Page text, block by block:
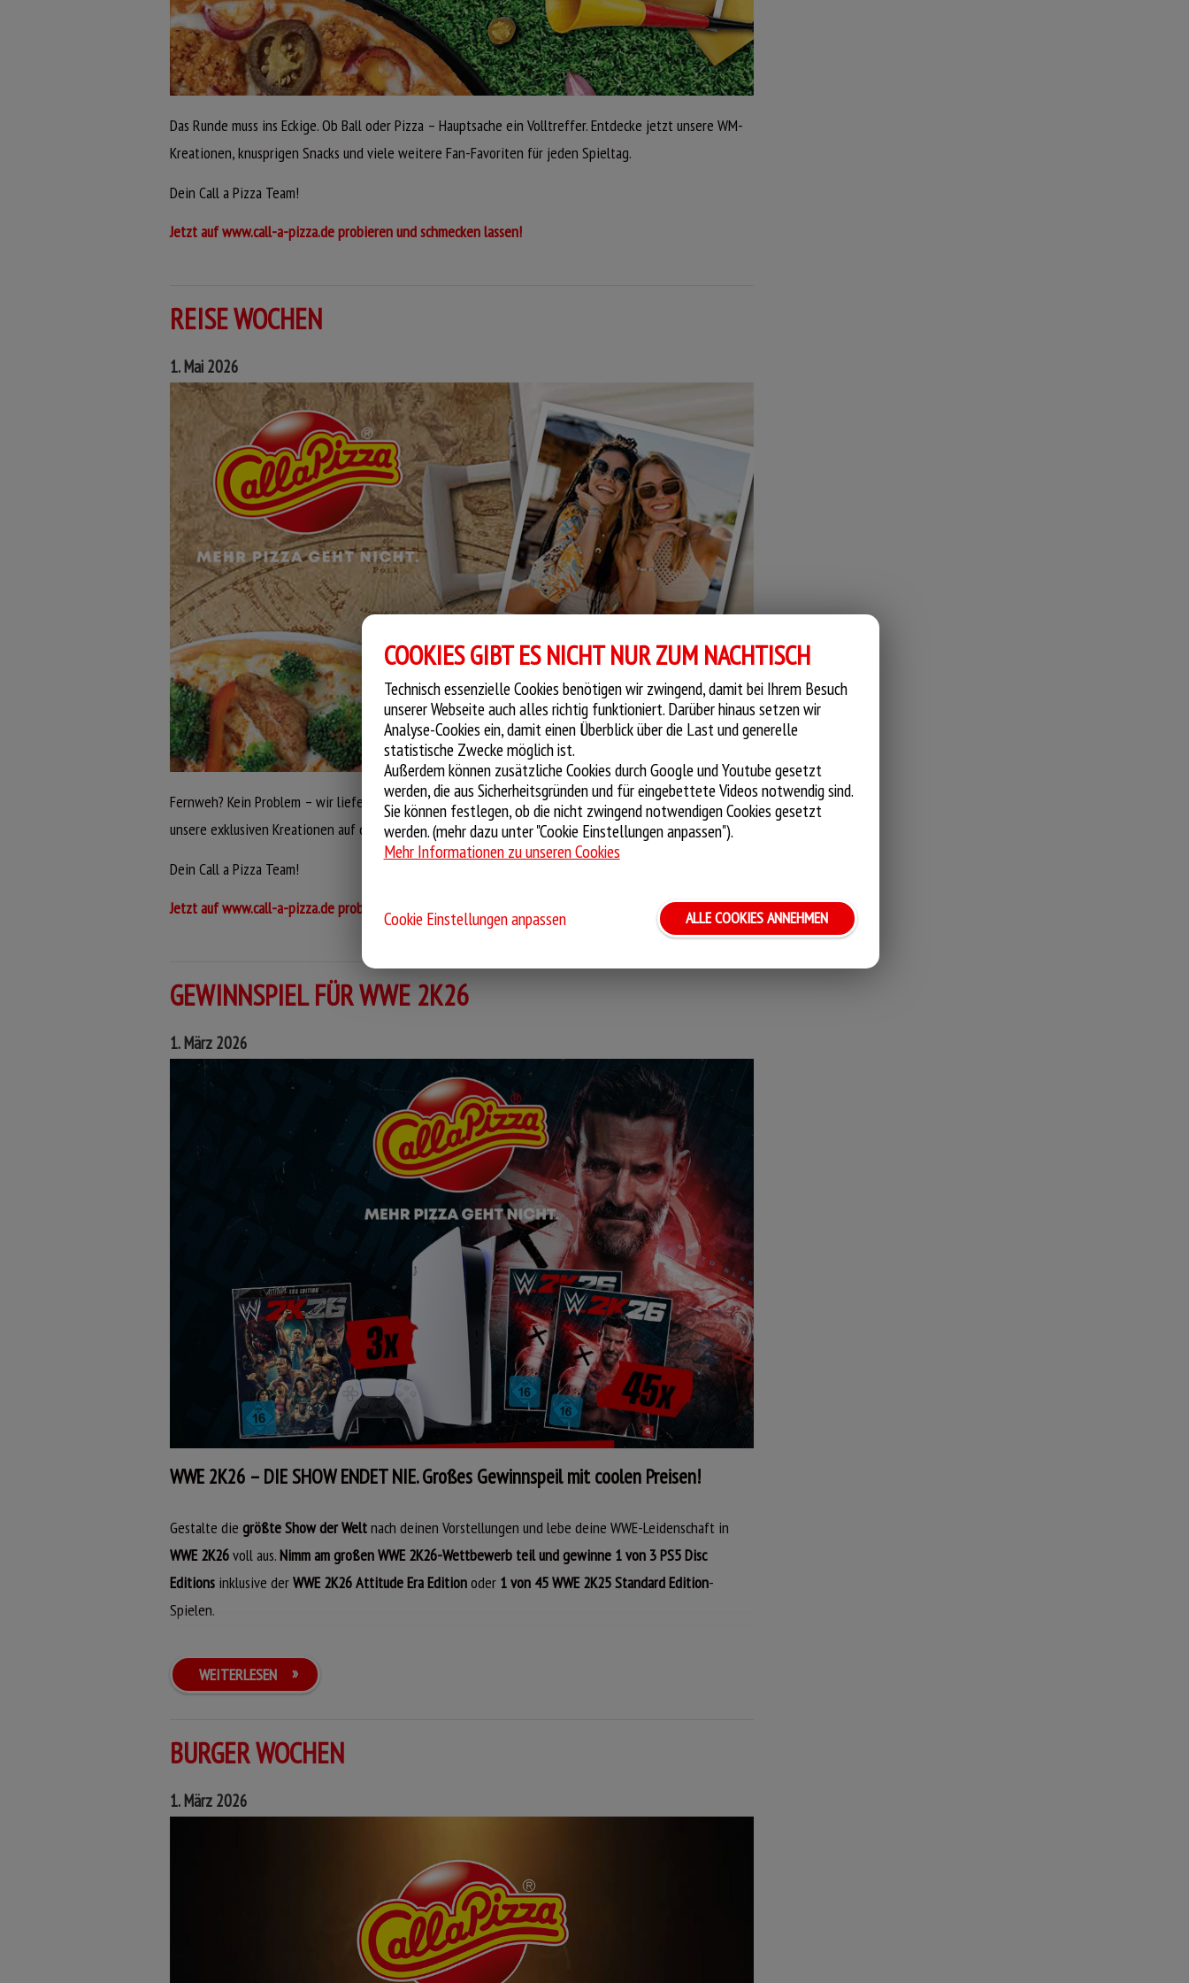
Das Runde muss ins Eckige. Ob Ball oder Pizza – Hauptsache ein Volltreffer. Entdecke jetzt unsere WM-
Kreationen, knusprigen Snacks und viele weitere Fan-Favoriten für jeden Spieltag.
Dein Call a Pizza Team!
Jetzt auf www.call-a-pizza.de probieren und schmecken lassen!
REISE WOCHEN
1. Mai 2026
Fernweh? Kein Problem – wir liefern dir die Welt nach Hause. So schmeckt Reisen! Jetzt für kurze Zeit
unsere exklusiven Kreationen auf deiner Genussreise entdecken.
Dein Call a Pizza Team!
Jetzt auf www.call-a-pizza.de probieren und schmecken lassen!
GEWINNSPIEL FÜR WWE 2K26
1. März 2026
WWE 2K26 – DIE SHOW ENDET NIE. Großes Gewinnspeil mit coolen Preisen!
Gestalte die größte Show der Weltnach deinen Vorstellungen und lebe deine WWE-Leidenschaft in
WWE 2K26voll aus.Nimm am großen WWE 2K26-Wettbewerb teil und gewinne 1 von 3 PS5 Disc
Editions inklusive derWWE 2K26 Attitude Era Editionoder 1 von 45 WWE 2K25 Standard Edition-
Spielen.
WEITERLESEN
BURGER WOCHEN
1. März 2026
COOKIES GIBT ES NICHT NUR ZUM NACHTISCH
Technisch essenzielle Cookies benötigen wir zwingend, damit bei Ihrem Besuch
unserer Webseite auch alles richtig funktioniert. Darüber hinaus setzen wir
Analyse-Cookies ein, damit einen Überblick über die Last und generelle
statistische Zwecke möglich ist.
Außerdem können zusätzliche Cookies durch Google und Youtube gesetzt
werden, die aus Sicherheitsgründen und für eingebettete Videos notwendig sind.
Sie können festlegen, ob die nicht zwingend notwendigen Cookies gesetzt
werden. (mehr dazu unter "Cookie Einstellungen anpassen").
Mehr Informationen zu unseren Cookies
Cookie Einstellungen anpassen ALLE COOKIES ANNEHMEN